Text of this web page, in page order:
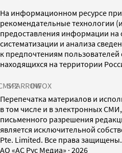
На информационном ресурсе
рекомендательные технологии
предоставления информации на
систематизации и анализа
к предпочтениям пользователей
находящихся на территории
SPARROWINFOX
Перепечатка материалов и
в том числе и в электронных
письменного разрешения
является исключительной
Pte. Limited. Все права защищены.
AO «АС Рус Медиа» · 2026